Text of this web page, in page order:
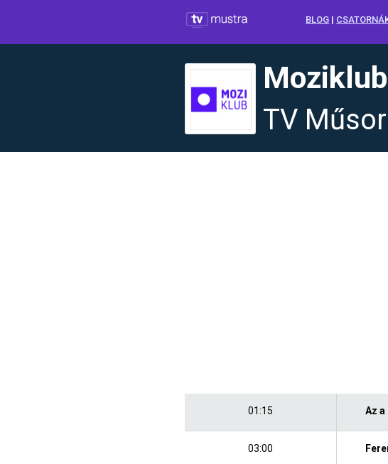
BLOG |
Moziklub
TV Műsor
01:15 Az
03:00